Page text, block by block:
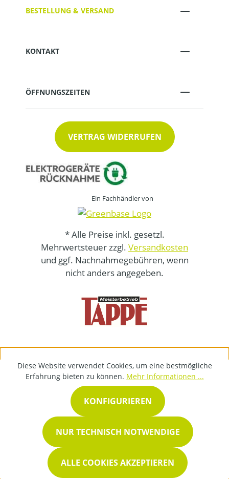
BESTELLUNG & VERSAND
KONTAKT
ÖFFNUNGSZEITEN
VERTRAG WIDERRUFEN
Ein Fachhändler von
* Alle Preise inkl. gesetzl.
Mehrwertsteuer zzgl. Versandkosten
und ggf. Nachnahmegebühren, wenn
nicht anders angegeben.
Diese Website verwendet Cookies, um eine bestmögliche
Erfahrung bieten zu können. Mehr Informationen ...
NUR TECHNISCH NOTWENDIGE
KONFIGURIEREN
ALLE COOKIES AKZEPTIEREN